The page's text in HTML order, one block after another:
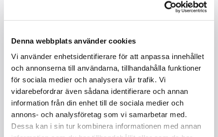
Denna webbplats använder cookies
Vi använder enhetsidentifierare för att anpassa innehållet
och annonserna till användarna, tillhandahålla funktioner
för sociala medier och analysera vår trafik. Vi
vidarebefordrar även sådana identifierare och annan
information från din enhet till de sociala medier och
annons- och analysföretag som vi samarbetar med.
Dessa kan i sin tur kombinera informationen med annan